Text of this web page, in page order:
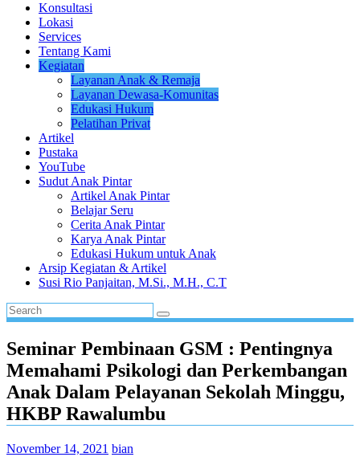
Konsultasi
Lokasi
Services
Tentang Kami
Kegiatan
Layanan Anak & Remaja
Layanan Dewasa-Komunitas
Edukasi Hukum
Pelatihan Privat
Artikel
Pustaka
YouTube
Sudut Anak Pintar
Artikel Anak Pintar
Belajar Seru
Cerita Anak Pintar
Karya Anak Pintar
Edukasi Hukum untuk Anak
Arsip Kegiatan & Artikel
Susi Rio Panjaitan, M.Si., M.H., C.T
Seminar Pembinaan GSM : Pentingnya
Memahami Psikologi dan Perkembangan
Anak Dalam Pelayanan Sekolah Minggu,
HKBP Rawalumbu
November 14, 2021 bian